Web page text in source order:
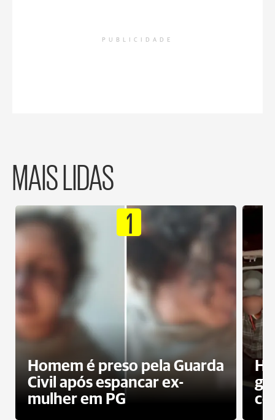
PUBLICIDADE
MAIS LIDAS
1
Homem é preso pela Guarda
Civil após espancar ex-
mulher em PG